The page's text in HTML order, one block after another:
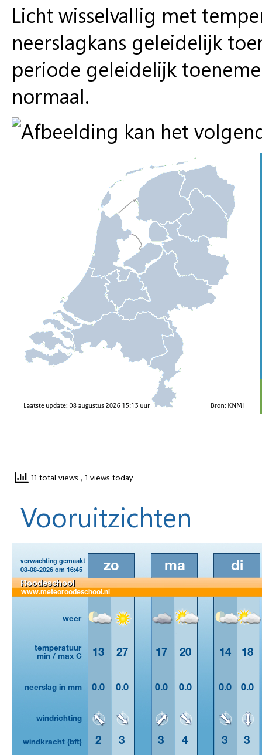
Licht wisselvallig met
neerslagkans geleidelijk
periode geleidelijk
normaal.
11 total views , 1 views today
Vooruitzichten